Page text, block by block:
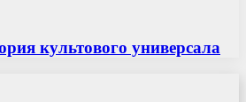
культового универсала